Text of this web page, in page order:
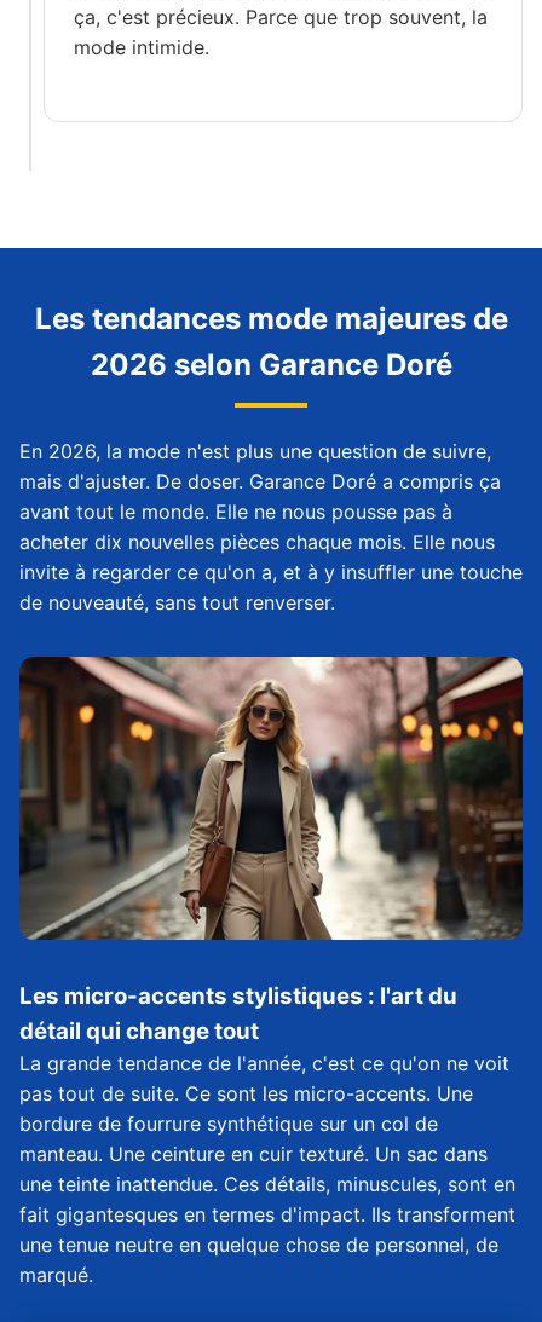
ça, c'est précieux. Parce que trop souvent, la
mode intimide.
Les tendances mode majeures de
2026 selon Garance Doré
En 2026, la mode n'est plus une question de suivre,
mais d'ajuster. De doser. Garance Doré a compris ça
avant tout le monde. Elle ne nous pousse pas à
acheter dix nouvelles pièces chaque mois. Elle nous
invite à regarder ce qu'on a, et à y insuffler une touche
de nouveauté, sans tout renverser.
Les micro-accents stylistiques : l'art du
détail qui change tout
La grande tendance de l'année, c'est ce qu'on ne voit
pas tout de suite. Ce sont les micro-accents. Une
bordure de fourrure synthétique sur un col de
manteau. Une ceinture en cuir texturé. Un sac dans
une teinte inattendue. Ces détails, minuscules, sont en
fait gigantesques en termes d'impact. Ils transforment
une tenue neutre en quelque chose de personnel, de
marqué.